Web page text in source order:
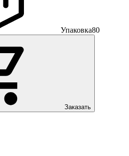
Упаковка80
Заказать